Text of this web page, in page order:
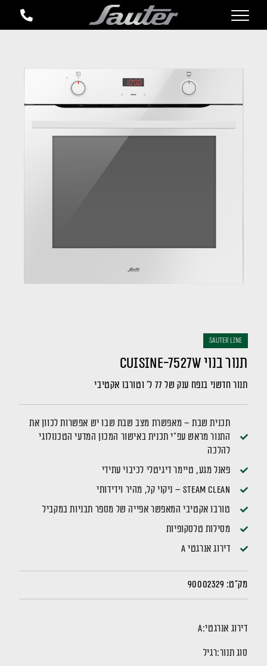
sauter LINE
תנור בנוי CUISINE-7527W
תנור חדשני בנפח ענק של 77 ל' וטורבו אקטיבי
תכנית שבת – מאפשרת מצב שבת שבו יש אפשרות לכוון את
התנור מראש עפ"י תכנית באישור המכון המדעי הטכנולוגי
להלכה
פאנל מגע, טיימר דיגיטלי לכיבוי עתידי
Steam Clean – ניקוי קל, מהיר וידידותי
טורבו אקטיבי המאפשר אפייה של מספר תבניות במקביל
מסילות טלסקופיות
דירוג אנרגטי A
מק"ט: 90002329
דירוג אנרגטי:A
סוג תנור:רגיל